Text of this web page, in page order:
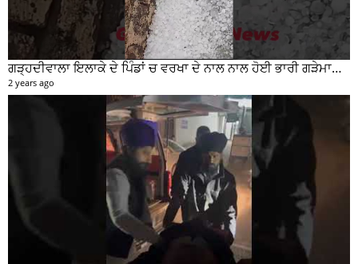
ਗੜ੍ਹਦੀਵਾਲਾ ਇਲਾਕੇ ਦੇ ਪਿੰਡਾਂ ਚ ਵਰਖਾ ਦੇ ਨਾਲ ਨਾਲ ਹੋਈ ਭਾਰੀ ਗੜੇਮਾਰੀ ਦੀਆਂ ਦੇਖੋ ਤਸਵੀਰਾਂ #garhdiwala #snow
2 years ago